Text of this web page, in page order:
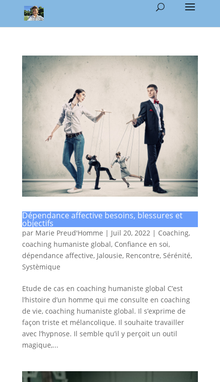
Dépendance affective besoins, blessures et
objectifs
par Marie Preud'Homme | Juil 20, 2022 | Coaching,
coaching humaniste global, Confiance en soi,
dépendance affective, Jalousie, Rencontre, Sérénité,
Systèmique
Etude de cas en coaching humaniste global C’est
l’histoire d’un homme qui me consulte en coaching
de vie, coaching humaniste global. Il s’exprime de
façon triste et mélancolique. Il souhaite travailler
avec l’hypnose. Il semble qu’il y perçoit un outil
magique,...